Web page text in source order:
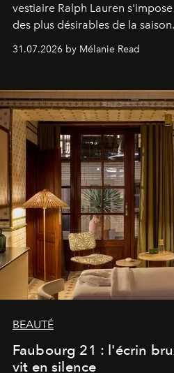
vestiaire Ralph Lauren
des plus désirables de la saison.
31.07.2026 by Mélanie Read
BEAUTÉ
Faubourg 21 : l'écrin
vit en silence